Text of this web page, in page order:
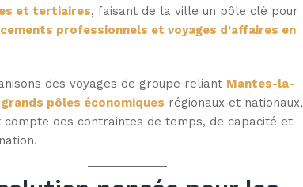
et tertiaires, faisant de la ville un pôle clé pour
professionnels et voyages d’affaires en
des voyages de groupe reliant Mantes-la-
pôles économiques régionaux et nationaux,
compte des contraintes de temps, de capacité et